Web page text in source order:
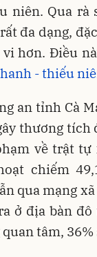
niên. Qua rà
đa dạng,
hơn. Ðiều
- thiếu
an tỉnh Cà
thương tích
về trật tự
chiếm
qua mạng
ở địa bàn
tâm,